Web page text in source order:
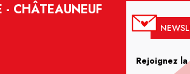
CHÂTEAUNEUF
Rejoignez